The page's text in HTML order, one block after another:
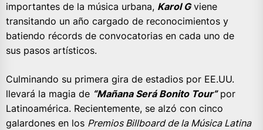
importantes de la música urbana, Karol Gviene
transitando un año cargado de reconocimientos y
batiendo récords de convocatorias en cada uno de
sus pasos artísticos.
Culminando su primera gira de estadios por EE.UU.
llevará la magia de “Mañana Será Bonito Tour”por
Latinoamérica. Recientemente, se alzó con cinco
galardones en los Premios Billboard de la Música Latina